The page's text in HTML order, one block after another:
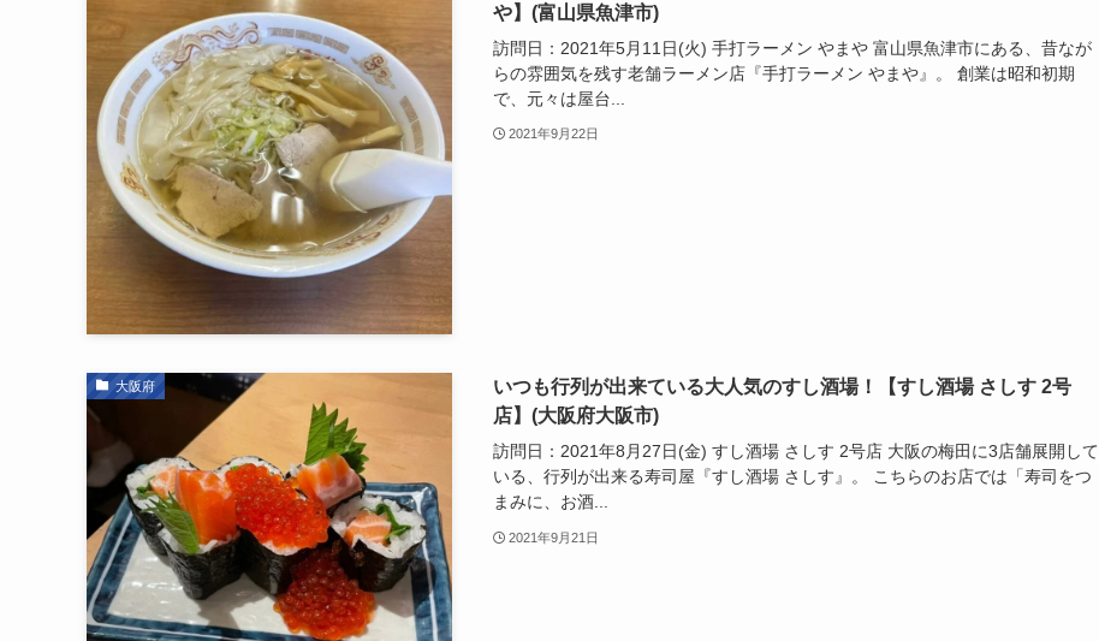
や】(富山県魚津市)
訪問日：2021年5月11日(火) 手打ラーメン やまや 富山県魚津市にある、昔なが
らの雰囲気を残す老舗ラーメン店『手打ラーメン やまや』。 創業は昭和初期
で、元々は屋台...
2021年9月22日
大阪府
いつも行列が出来ている大人気のすし酒場！【すし酒場 さしす 2号
店】(大阪府大阪市)
訪問日：2021年8月27日(金) すし酒場 さしす 2号店 大阪の梅田に3店舗展開して
いる、行列が出来る寿司屋『すし酒場 さしす』。 こちらのお店では「寿司をつ
まみに、お酒...
2021年9月21日